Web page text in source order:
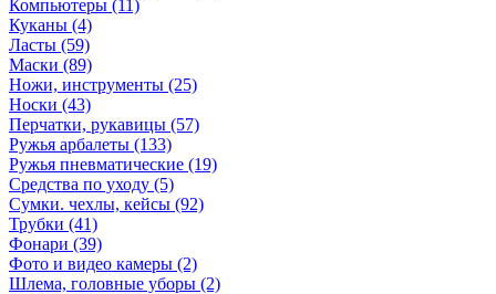
Компьютеры (11)
Куканы (4)
Ласты (59)
Маски (89)
Ножи, инструменты (25)
Носки (43)
Перчатки, рукавицы (57)
Ружья арбалеты (133)
Ружья пневматические (19)
Средства по уходу (5)
Сумки. чехлы, кейсы (92)
Трубки (41)
Фонари (39)
Фото и видео камеры (2)
Шлема, головные уборы (2)